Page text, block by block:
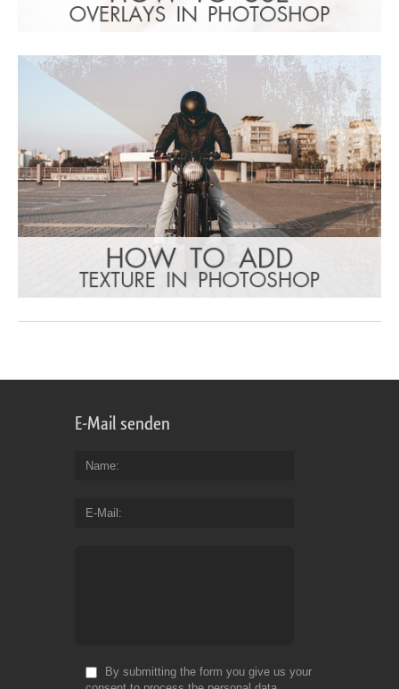
E-Mail senden
Name
E-Mail
By submitting the form you give us your